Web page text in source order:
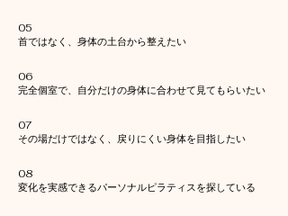
05
首ではなく、身体の土台から整えたい
06
完全個室で、自分だけの身体に合わせて見てもらいたい
07
その場だけではなく、戻りにくい身体を目指したい
08
変化を実感できるパーソナルピラティスを探している